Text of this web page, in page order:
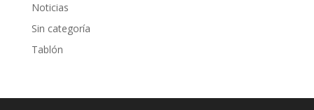
Noticias
Sin categoría
Tablón